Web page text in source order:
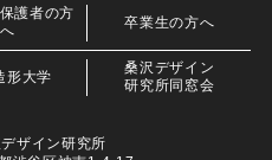
護者の方
へ
卒業生の方へ
形大学
桑沢デザイン
研究所同窓会
ザイン研究所